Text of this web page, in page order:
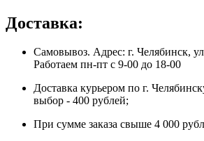
Доставка:
Самовывоз. Адрес: г. Челябинск,
Работаем пн-пт с 9-00 до 18-00
Доставка курьером по г.
выбор - 400 рублей;
При сумме заказа свыше 4 000